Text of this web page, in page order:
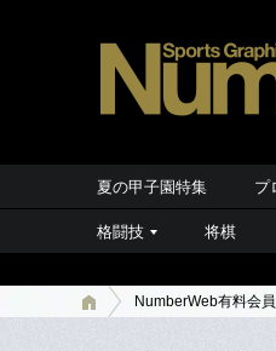
夏の甲子園特集 プ
格闘技 将棋
NumberWeb有料会